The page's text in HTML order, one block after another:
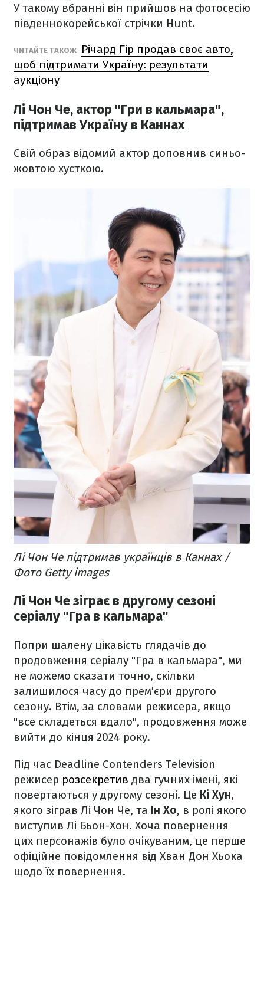
У такому вбранні він прийшов на фотосесію
південнокорейської стрічки Hunt.
ЧИТАЙТЕ ТАКОЖ
Річард Гір продав своє авто,
щоб підтримати Україну: результати
аукціону
Лі Чон Че, актор "Гри в кальмара",
підтримав Україну в Каннах
Свій образ відомий актор доповнив синьо-
жовтою хусткою.
Лі Чон Че підтримав українців в Каннах /
Фото Getty images
Лі Чон Че зіграє в другому сезоні
серіалу "Гра в кальмара"
Попри шалену цікавість глядачів до
продовження серіалу "Гра в кальмара", ми
не можемо сказати точно, скільки
залишилося часу до прем’єри другого
сезону. Втім, за словами режисера, якщо
"все складеться вдало", продовження може
вийти до кінця 2024 року.
Під час Deadline Contenders Television
режисер розсекретив два гучних імені, які
повертаються у другому сезоні. Це Кі Хун,
якого зіграв Лі Чон Че, та Ін Хо, в ролі якого
виступив Лі Бьон-Хон. Хоча повернення
цих персонажів було очікуваним, це перше
офіційне повідомлення від Хван Дон Хьока
щодо їх повернення.